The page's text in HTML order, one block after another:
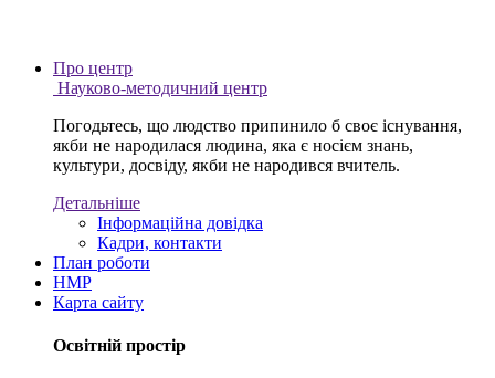
Про центр
Науково-методичний центр
Погодьтесь, що людство припинило б своє існування,
якби не народилася людина, яка є носієм знань,
культури, досвіду, якби не народився вчитель.
Детальніше
Інформаційна довідка
Кадри, контакти
План роботи
НМР
Карта сайту
Освітній простір